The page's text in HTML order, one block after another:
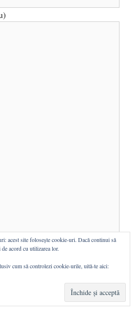
acest site folosește cookie-uri. Dacă continui să
acord cu utilizarea lor.
cum să controlezi cookie-urile, uită-te aici: